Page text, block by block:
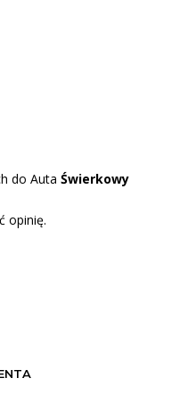
do Auta Świerkowy
opinię.